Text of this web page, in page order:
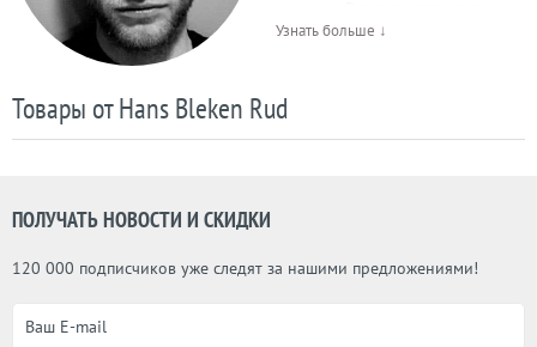
создании систем освещения, с 2007
удобство использования его
моделей в повседневной жизни. Он
не гонится за титулами и создает
Узнать больше ↓
Товары от Hans Bleken Rud
ПОЛУЧАТЬ НОВОСТИ И СКИДКИ
120 000 подписчиков уже следят за нашими предложениями!